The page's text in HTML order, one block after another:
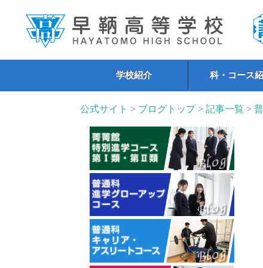
学校紹介 科・コース
公式サイト > ブログトップ>記事一覧 >